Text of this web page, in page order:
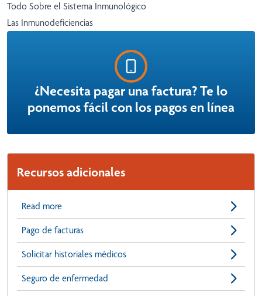
Todo Sobre el Sistema Inmunológico
Las Inmunodeficiencias
¿Necesita pagar una factura? Te lo
ponemos fácil con los pagos en línea
Recursos adicionales
Read more
Pago de facturas
Solicitar historiales médicos
Seguro de enfermedad